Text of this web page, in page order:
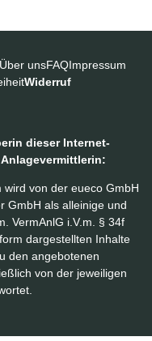
Über unsFAQImpressum
Widerruf
dieser Internet-
von der eueco GmbH
GmbH als alleinige und
VermAnlG i.V.m. § 34f
dargestellten Inhalte
den angebotenen
von der jeweiligen